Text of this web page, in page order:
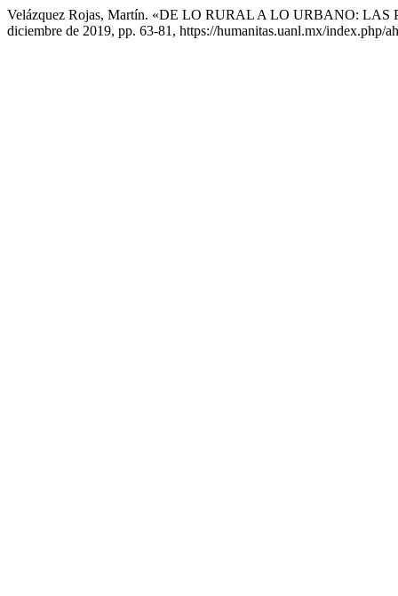
Velázquez Rojas, Martín. «DE LO RURAL A LO URBANO:
diciembre de 2019, pp. 63-81, https://humanitas.uanl.mx/index.php/